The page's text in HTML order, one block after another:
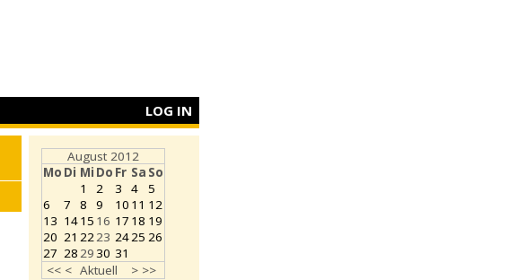
LOG IN
August 2012
Mo Di Mi Do Fr Sa So
<< < Aktuell > >>
1 2 3 4
5
6
7 8 9 10 11 12
13 1415 16 17 18 19
20 21 2223 2425 26
27 282930 31